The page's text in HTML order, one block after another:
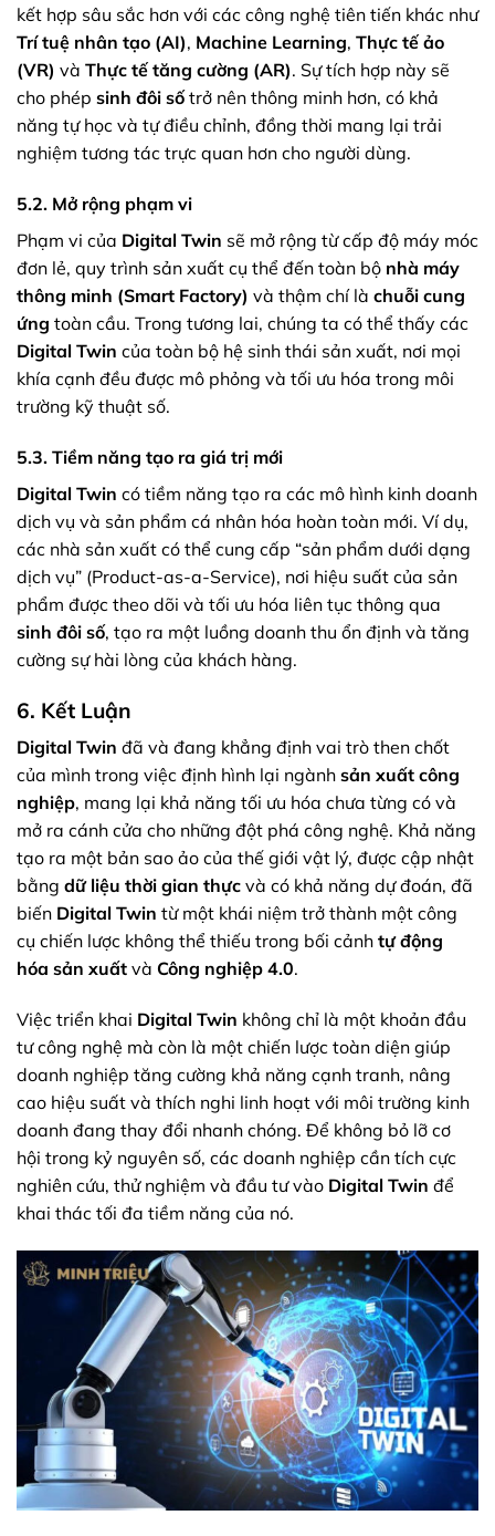
kết hợp sâu sắc hơn với các công nghệ tiên tiến khác như
Trí tuệ nhân tạo (AI), Machine Learning, Thực tế ảo
(VR) và Thực tế tăng cường (AR). Sự tích hợp này sẽ
cho phép sinh đôi sốtrở nên thông minh hơn, có khả
năng tự học và tự điều chỉnh, đồng thời mang lại trải
nghiệm tương tác trực quan hơn cho người dùng.
5.2. Mở rộng phạm vi
Phạm vi của Digital Twin sẽ mở rộng từ cấp độ máy móc
đơn lẻ, quy trình sản xuất cụ thể đến toàn bộ nhà máy
thông minh (Smart Factory) và thậm chí là chuỗi cung
ứng toàn cầu. Trong tương lai, chúng ta có thể thấy các
Digital Twin của toàn bộ hệ sinh thái sản xuất, nơi mọi
khía cạnh đều được mô phỏng và tối ưu hóa trong môi
trường kỹ thuật số.
5.3. Tiềm năng tạo ra giá trị mới
Digital Twin có tiềm năng tạo ra các mô hình kinh doanh
dịch vụ và sản phẩm cá nhân hóa hoàn toàn mới. Ví dụ,
các nhà sản xuất có thể cung cấp “sản phẩm dưới dạng
dịch vụ” (Product-as-a-Service), nơi hiệu suất của sản
phẩm được theo dõi và tối ưu hóa liên tục thông qua
sinh đôi số, tạo ra một luồng doanh thu ổn định và tăng
cường sự hài lòng của khách hàng.
6. Kết Luận
Digital Twin đã và đang khẳng định vai trò then chốt
của mình trong việc định hình lại ngành sản xuất công
nghiệp, mang lại khả năng tối ưu hóa chưa từng có và
mở ra cánh cửa cho những đột phá công nghệ. Khả năng
tạo ra một bản sao ảo của thế giới vật lý, được cập nhật
bằng dữ liệu thời gian thực và có khả năng dự đoán, đã
biến Digital Twin từ một khái niệm trở thành một công
cụ chiến lược không thể thiếu trong bối cảnh tự động
hóa sản xuất và Công nghiệp 4.0.
Việc triển khai Digital Twin không chỉ là một khoản đầu
tư công nghệ mà còn là một chiến lược toàn diện giúp
doanh nghiệp tăng cường khả năng cạnh tranh, nâng
cao hiệu suất và thích nghi linh hoạt với môi trường kinh
doanh đang thay đổi nhanh chóng. Để không bỏ lỡ cơ
hội trong kỷ nguyên số, các doanh nghiệp cần tích cực
nghiên cứu, thử nghiệm và đầu tư vào Digital Twin để
khai thác tối đa tiềm năng của nó.